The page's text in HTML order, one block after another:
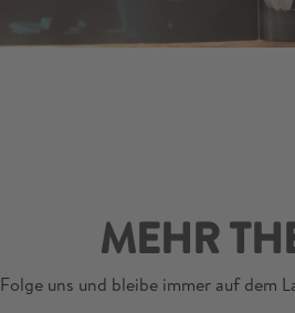
MEHR
Folge uns und bleibe immer auf dem